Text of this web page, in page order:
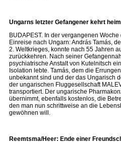
Ungarns letzter Gefangener kehrt heim
BUDAPEST. In der vergangenen
Einreise nach Ungarn: András Tamás,
2. Weltkrieges, konnte nach 55 Jahren
zurückkehren. Nach seiner
psychiatrische Anstalt von Kutelnitsch
Isolation lebte. Tamás, dem die
unbekannt sind und der das Ungarisch
der ungarischen Fluggesellschaft
transportiert. Der ungarische
übernimmt, ebenfalls kostenlos, die
den man nun schrittweise an die
gewöhnen will.
Reemtsma/Heer: Ende einer